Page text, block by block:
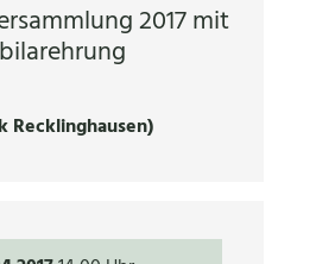
2017 mit
Recklinghausen)